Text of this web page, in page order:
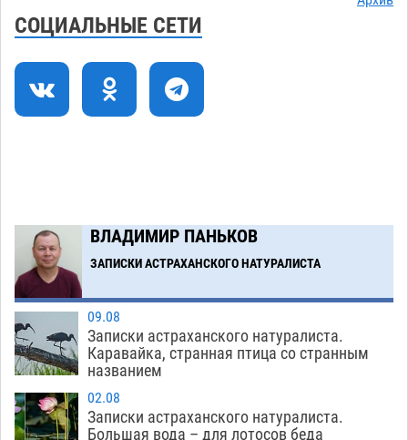
10:51
Фаворитская ноша: астраханские
гандболисты крупно проиграли пермякам
СОЦИАЛЬНЫЕ СЕТИ
ВЛАДИМИР ПАНЬКОВ
ЗАПИСКИ АСТРАХАНСКОГО НАТУРАЛИСТА
09.08
Записки астраханского натуралиста.
Каравайка, странная птица со странным
названием
02.08
Записки астраханского натуралиста.
Большая вода – для лотосов беда